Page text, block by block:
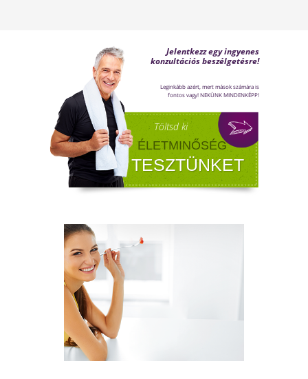
Sokan gondolják, hogy a változókor csak a
nőket érinti. Valójában a férfiaknál is
jelentkezik a tesztoszteronszint fokozatos
csökkenése, amit andropauzának vagy
férfiklimaxnak nevezünk. Honnan tudod,
elért téged is? Hogyan tudod megállítani?
Milyen lehetőségeket rejt? Olvass tovább!